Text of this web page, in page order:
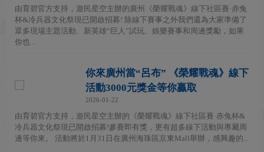
由育碧官方支持，遊民星空主辦的廣州《榮耀戰魂》線下社區賽·赤兔
杯&冷兵器文化祭現已開啟招募! 除線下賽事之外我們還為大家準備了
眾多現場主題活動、新英雄“巨人”試玩、娛樂賽事和周邊獎勵，如果
你也...
你來廣州當“呂布” 《榮耀戰魂》線下
活動3000元獎金等你贏取
2026-01-22
由育碧官方支持，遊民星空主辦的《榮耀戰魂》線下社區賽·赤兔杯&
冷兵器文化祭現已開啟招募!參賽即有獎，更有超多線下活動與專屬周
邊等你來。 活動將於1月31日在廣州海珠區京東Mall舉辦，感興趣的...